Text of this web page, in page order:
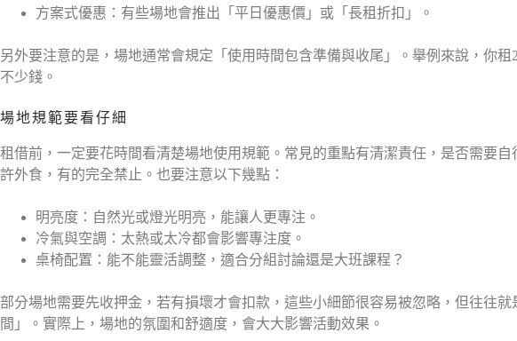
方案式優惠：有些場地會推出「平日優惠價」或「長租折扣」。
另外要注意的是，場地通常會規定「使用時間包含準備與收尾」。舉例來說，你
不少錢。
場地規範要看仔細
租借前，一定要花時間看清楚場地使用規範。常見的重點有清潔責任，是否需要
許外食，有的完全禁止。也要注意以下幾點：
明亮度：自然光或燈光明亮，能讓人更專注。
冷氣與空調：太熱或太冷都會影響專注度。
桌椅配置：能不能靈活調整，適合分組討論還是大班課程？
部分場地需要先收押金，若有損壞才會扣款，這些小細節很容易被忽略，但往往
間」。實際上，場地的氛圍和舒適度，會大大影響活動效果。